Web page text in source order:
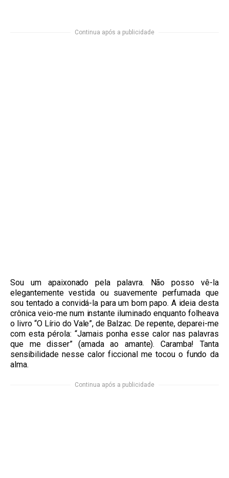
Continua após a publicidade
Sou um apaixonado pela palavra. Não posso vê-la
elegantemente vestida ou suavemente perfumada que
sou tentado a convidá-la para um bom papo. A ideia desta
crônica veio-me num instante iluminado enquanto folheava
o livro “O Lírio do Vale”, de Balzac. De repente, deparei-me
com esta pérola: “Jamais ponha esse calor nas palavras
que me disser” (amada ao amante). Caramba! Tanta
sensibilidade nesse calor ficcional me tocou o fundo da
alma.
Continua após a publicidade